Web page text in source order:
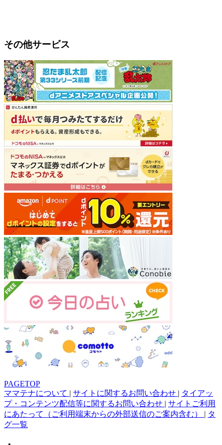
その他サービス
PAGETOP
ママテナについて | サイトに関するお問い合わせ | タイアッ
プ・コンテンツ配信等に関するお問い合わせ | サイトご利用
にあたって（ご利用端末からの外部送信のご案内含む） | タ
グ一覧